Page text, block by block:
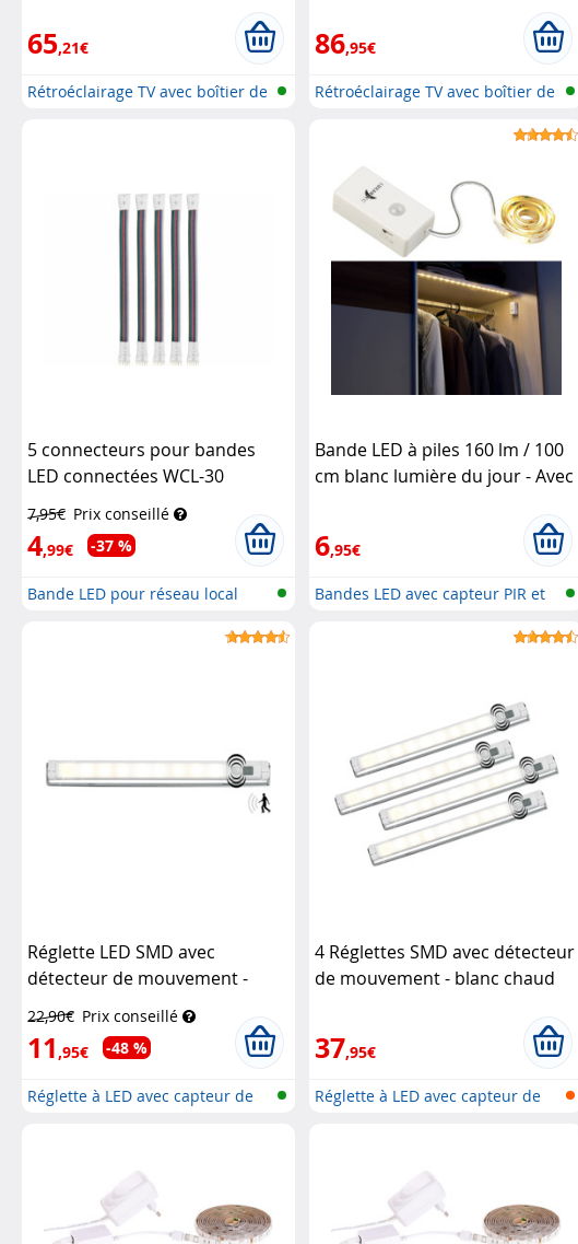
Luminea Home Control
65,21€
Rétroéclairage TV avec boîtier de
Luminea Home Control
86,95€
Rétroéclairage TV avec boîtier de
5 connecteurs pour bandes
LED connectées WCL-30
Luminea Home Control
7,95€ Prix conseillé
4,99€ -37 %
Bande LED pour réseau local
Bande LED à piles 160 lm / 100
cm blanc lumière du jour - Avec
6,95€
Bandes LED avec capteur PIR et
Réglette LED SMD avec
détecteur de mouvement -
Lunartec
22,90€ Prix conseillé
11,95€ -48 %
Réglette à LED avec capteur de
4 Réglettes SMD avec détecteur
de mouvement - blanc chaud
37,95€
Réglette à LED avec capteur de